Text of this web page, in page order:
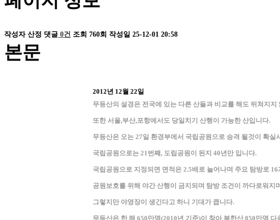
작성자 산정 댓글 0건 조회 760회 작성일 25-12-01 20:58
본문
2012년 12월 22일
무등산의 설경은 전국에 있는 다른 산들과 비교를 해도 뒤쳐지
또한 서울,부산,포항에서도 당일치기 산행이 가능한 산입니다.
무등산은 오는 27일 환경부에서 국립공원으로 승격 될것이 확실
국립공원으로는 21번째, 도립공원이 된지 40년만 입니다.
국립공원으로 지정되면 면적은 2.5배로 늘어나며 주요 탐방로
공원보호를 위해 야간 산행이 금지되며 탐방 조건이 까다로워지
그렇지만 야영장이 생긴다고 하니 기대가 큽니다.
무등산은 한 해 650만명(2010년 기준)이 찾아 북한산 850만명